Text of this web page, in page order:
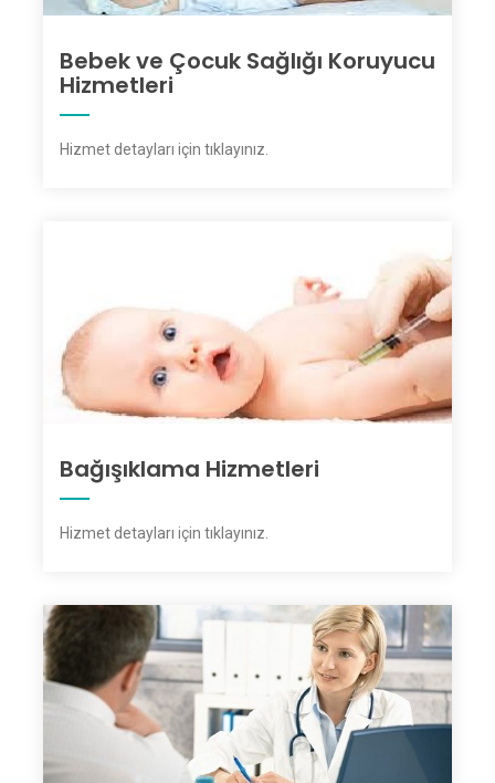
Bebek ve Çocuk Sağlığı Koruyucu
Hizmetleri
Hizmet detayları için tıklayınız
Bağışıklama Hizmetleri
Hizmet detayları için tıklayınız